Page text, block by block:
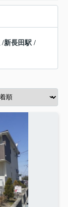
/新長田駅 /